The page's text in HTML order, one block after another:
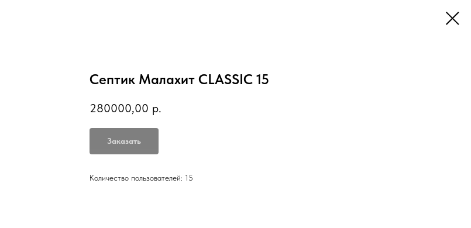
Септик Малахит CLASSIC 15
280000,00 р.
Заказать
Количество пользователей: 15